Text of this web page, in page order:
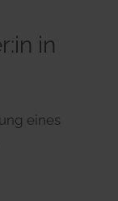
in
eines